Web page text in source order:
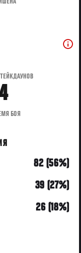
БОЯ
82 (56%)
39 (27%)
26 (18%)